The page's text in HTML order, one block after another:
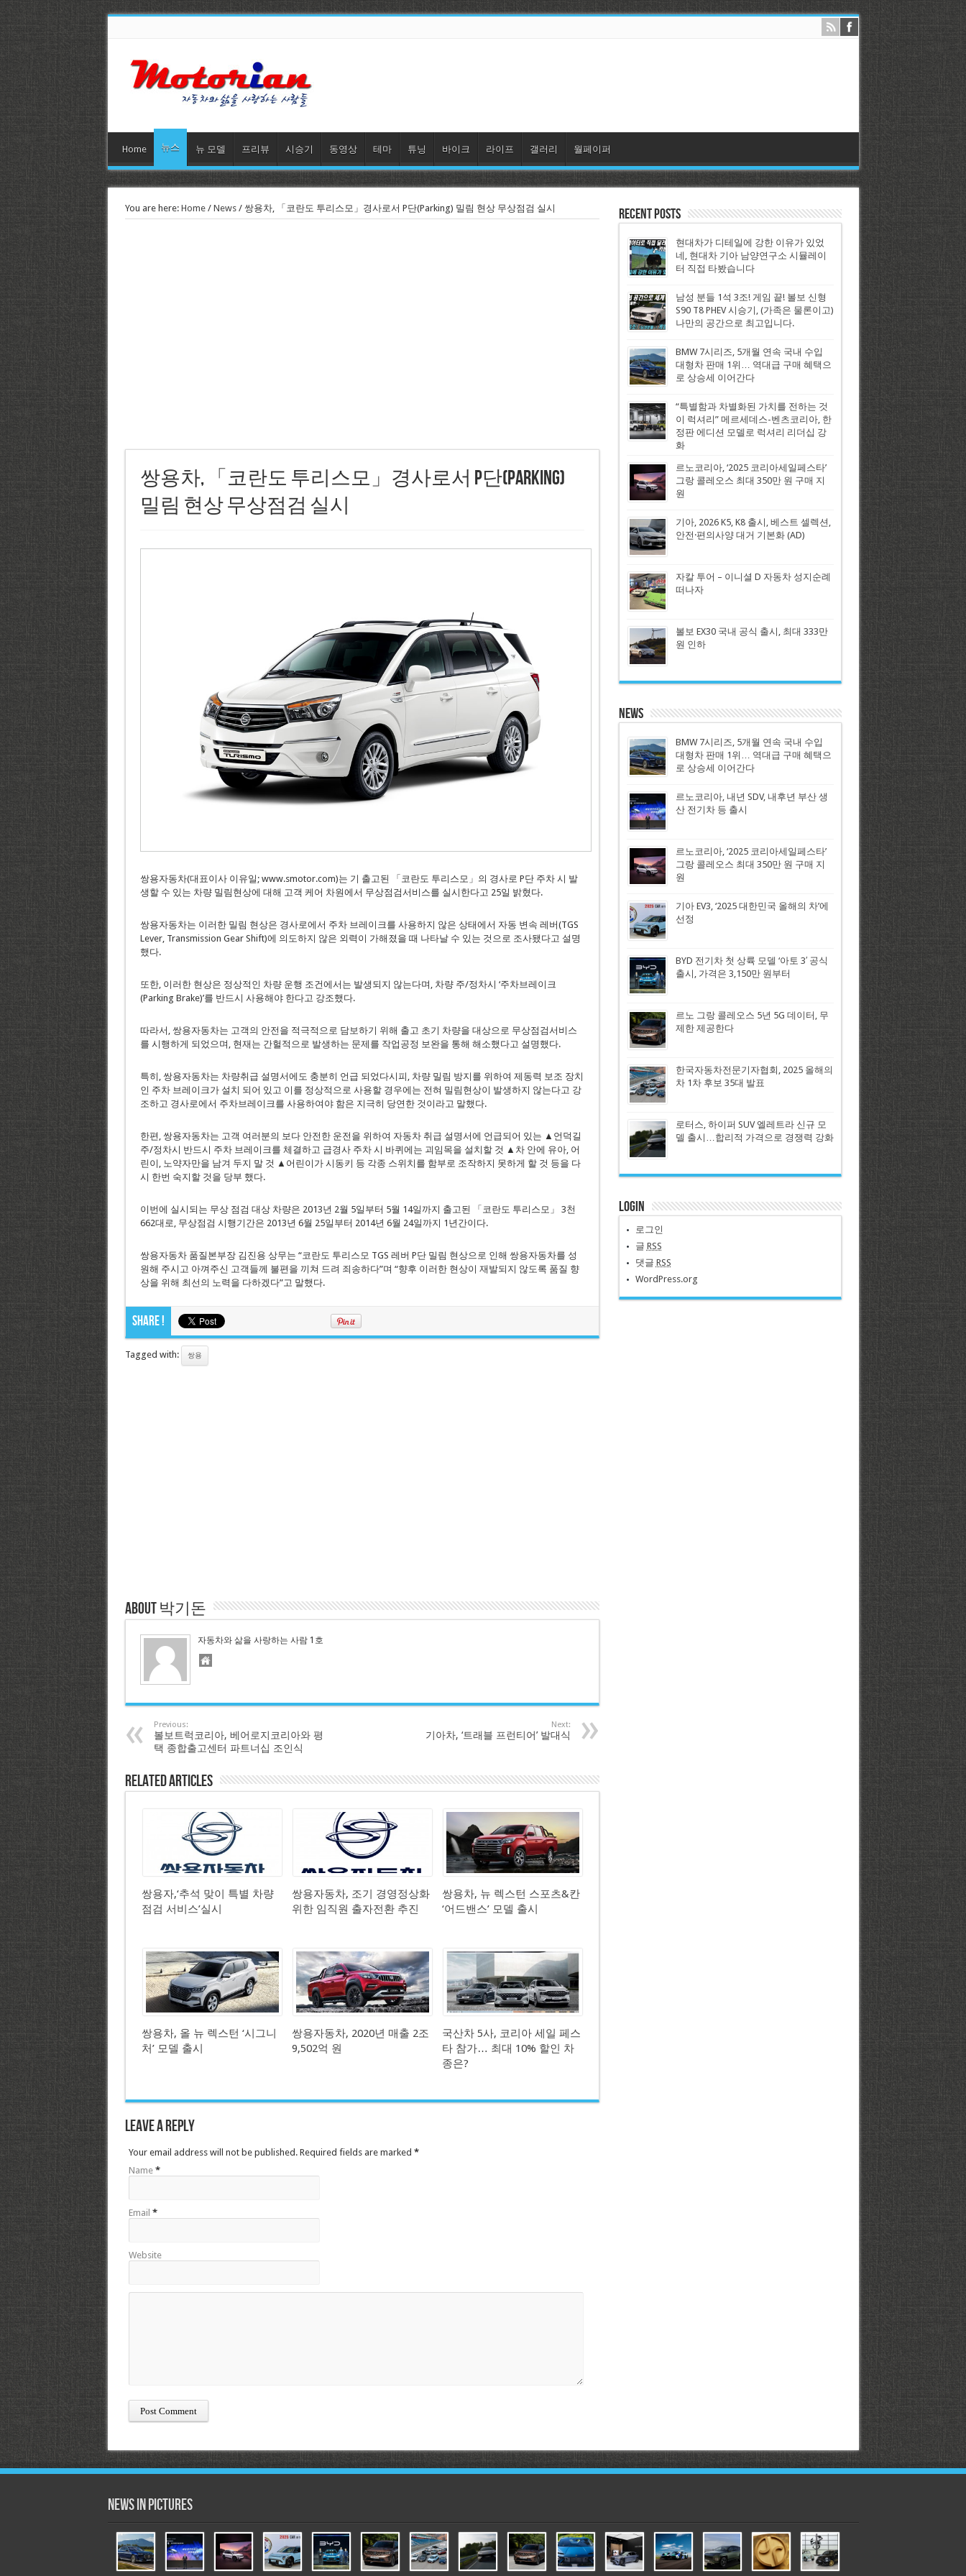
Home 뉴스 뉴 모델 프리뷰 시승기 동영상 테마 튜닝 바이크 라이프 갤러리 월페이퍼
You are here: Home/ News/ 쌍용차, 「코란도 투리스모」경사로서 P단(Parking) 밀림 현상 무상점검 실시
쌍용차, 「코란도 투리스모」경사로서 P단(Parking)
밀림 현상 무상점검 실시
쌍용자동차(대표이사 이유일; www.smotor.com)는 기 출고된 「코란도 투리스모」의 경사로 P단 주차 시 발
생할 수 있는 차량 밀림현상에 대해 고객 케어 차원에서 무상점검서비스를 실시한다고 25일 밝혔다.
쌍용자동차는 이러한 밀림 현상은 경사로에서 주차 브레이크를 사용하지 않은 상태에서 자동 변속 레버(TGS
Lever, Transmission Gear Shift)에 의도하지 않은 외력이 가해졌을 때 나타날 수 있는 것으로 조사됐다고 설명
했다.
또한, 이러한 현상은 정상적인 차량 운행 조건에서는 발생되지 않는다며, 차량 주/정차시 ‘주차브레이크
(Parking Brake)’를 반드시 사용해야 한다고 강조했다.
따라서, 쌍용자동차는 고객의 안전을 적극적으로 담보하기 위해 출고 초기 차량을 대상으로 무상점검서비스
를 시행하게 되었으며, 현재는 간헐적으로 발생하는 문제를 작업공정 보완을 통해 해소했다고 설명했다.
특히, 쌍용자동차는 차량취급 설명서에도 충분히 언급 되었다시피, 차량 밀림 방지를 위하여 제동력 보조 장치
인 주차 브레이크가 설치 되어 있고 이를 정상적으로 사용할 경우에는 전혀 밀림현상이 발생하지 않는다고 강
조하고 경사로에서 주차브레이크를 사용하여야 함은 지극히 당연한 것이라고 말했다.
한편, 쌍용자동차는 고객 여러분의 보다 안전한 운전을 위하여 자동차 취급 설명서에 언급되어 있는 ▲언덕길
주/정차시 반드시 주차 브레이크를 체결하고 급경사 주차 시 바퀴에는 괴임목을 설치할 것 ▲차 안에 유아, 어
린이, 노약자만을 남겨 두지 말 것 ▲어린이가 시동키 등 각종 스위치를 함부로 조작하지 못하게 할 것 등을 다
시 한번 숙지할 것을 당부 했다.
이번에 실시되는 무상 점검 대상 차량은 2013년 2월 5일부터 5월 14일까지 출고된 「코란도 투리스모」 3천
662대로, 무상점검 시행기간은 2013년 6월 25일부터 2014년 6월 24일까지 1년간이다.
쌍용자동차 품질본부장 김진용 상무는 “코란도 투리스모 TGS 레버 P단 밀림 현상으로 인해 쌍용자동차를 성
원해 주시고 아껴주신 고객들께 불편을 끼쳐 드려 죄송하다”며 “향후 이러한 현상이 재발되지 않도록 품질 향
상을 위해 최선의 노력을 다하겠다”고 말했다.
Share !
Tagged with: 쌍용
About 박기돈
자동차와 삶을 사랑하는 사람 1호
Previous:
볼보트럭코리아, 베어로지코리아와 평
택 종합출고센터 파트너십 조인식
Next:
기아차, ‘트래블 프런티어’ 발대식
Related Articles
쌍용자,‘추석 맞이 특별 차량
점검 서비스’실시
쌍용자동차, 조기 경영정상화
위한 임직원 출자전환 추진
쌍용차, 뉴 렉스턴 스포츠&칸
‘어드밴스’ 모델 출시
쌍용차, 올 뉴 렉스턴 ‘시그니
처’ 모델 출시
쌍용자동차, 2020년 매출 2조
9,502억 원
국산차 5사, 코리아 세일 페스
타 참가… 최대 10% 할인 차
종은?
Leave a Reply
Your email address will not be published. Required fields are marked *
Name *
Email *
Website
Recent Posts
현대차가 디테일에 강한 이유가 있었
네, 현대차 기아 남양연구소 시뮬레이
터 직접 타봤습니다
남성 분들 1석 3조! 게임 끝! 볼보 신형
S90 T8 PHEV 시승기, (가족은 물론이고)
나만의 공간으로 최고입니다.
BMW 7시리즈, 5개월 연속 국내 수입
대형차 판매 1위… 역대급 구매 혜택으
로 상승세 이어간다
“특별함과 차별화된 가치를 전하는 것
이 럭셔리” 메르세데스-벤츠코리아, 한
정판 에디션 모델로 럭셔리 리더십 강
화
르노코리아, ‘2025 코리아세일페스타’
그랑 콜레오스 최대 350만 원 구매 지
원
기아, 2026 K5, K8 출시, 베스트 셀렉션,
안전·편의사양 대거 기본화 (AD)
자칼 투어 – 이니셜 D 자동차 성지순례
떠나자
볼보 EX30 국내 공식 출시, 최대 333만
원 인하
News
BMW 7시리즈, 5개월 연속 국내 수입
대형차 판매 1위… 역대급 구매 혜택으
로 상승세 이어간다
르노코리아, 내년 SDV, 내후년 부산 생
산 전기차 등 출시
르노코리아, ‘2025 코리아세일페스타’
그랑 콜레오스 최대 350만 원 구매 지
원
기아 EV3, ‘2025 대한민국 올해의 차’에
선정
BYD 전기차 첫 상륙 모델 ‘아토 3′ 공식
출시, 가격은 3,150만 원부터
르노 그랑 콜레오스 5년 5G 데이터, 무
제한 제공한다
한국자동차전문기자협회, 2025 올해의
차 1차 후보 35대 발표
로터스, 하이퍼 SUV 엘레트라 신규 모
델 출시…합리적 가격으로 경쟁력 강화
Login
로그인
글 RSS
댓글 RSS
WordPress.org
News in Pictures